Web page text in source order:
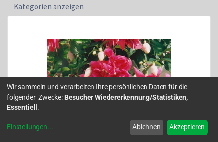
Kategorien anzeigen
Wir sammeln und verarbeiten Ihre persönlichen Daten für die
folgenden Zwecke: Besucher Wiedererkennung/Statistiken,
Essentiell .
Einstellungen... Ablehnen Akzeptieren